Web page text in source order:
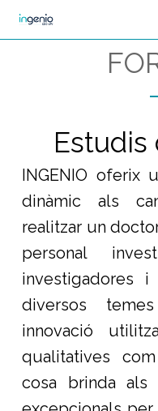
Skip
to
INGENIO oferix
dinàmic als
realitzar un
personal
investigadores i
diversos
innovació
qualitatives
cosa brinda als